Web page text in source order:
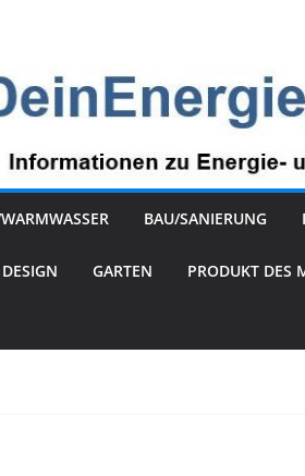
BAU/SANIERUNG
GARTEN PRODUKT DES